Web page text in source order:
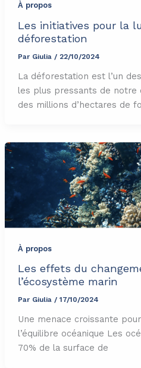
À propos
Les initiatives pour la
déforestation
Par Giulia / 22/10/2024
La déforestation est l’un
les plus pressants de notre
des millions d’hectares de
À propos
Les effets du
l’écosystème marin
Par Giulia / 17/10/2024
Une menace croissante
l’équilibre océanique Les
70% de la surface de